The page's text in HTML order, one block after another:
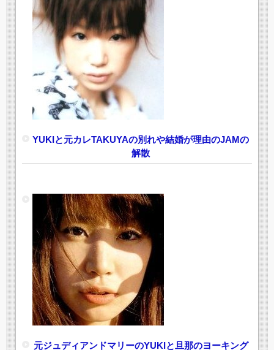
YUKIと元カレTAKUYAの別れや結婚が理由のJAMの
解散
元ジュディアンドマリーのYUKIと旦那のヨーキング